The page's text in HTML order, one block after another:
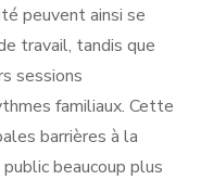
peuvent ainsi se
travail, tandis que
sessions
familiaux. Cette
barrières à la
beaucoup plus